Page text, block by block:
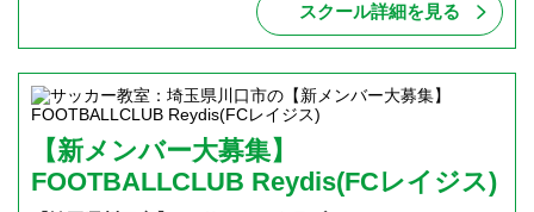
スクール詳細を見る
【新メンバー大募集】
FOOTBALLCLUB Reydis(FCレイジス)